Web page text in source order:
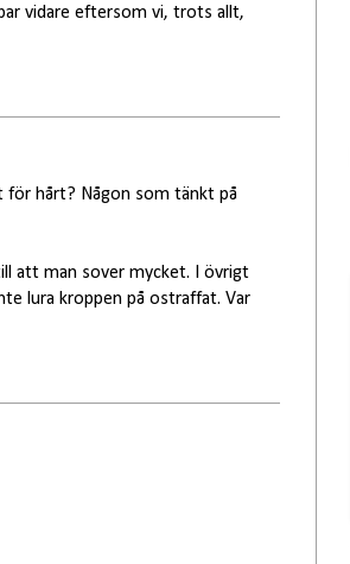
vidare eftersom vi, trots allt,
för hårt? Någon som tänkt på
att man sover mycket. I övrigt
lura kroppen på ostraffat. Var